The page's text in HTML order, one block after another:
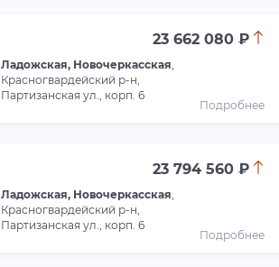
23 662 080 ₽
Ладожская, Новочеркасская,
Красногвардейский р-н,
Партизанская ул., корп. 6
Подробнее
23 794 560 ₽
Ладожская, Новочеркасская,
Красногвардейский р-н,
Партизанская ул., корп. 6
Подробнее